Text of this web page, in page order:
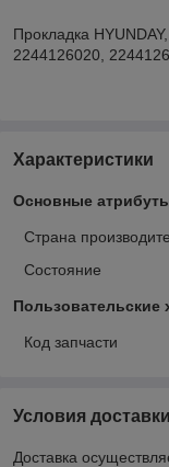
Прокладка
2244126020,
Характеристики
Основные
Страна
Состояние
Пользовательские
Код запчасти
Условия доставки
Доставка